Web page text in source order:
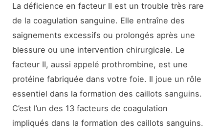
La déficience en facteur II est un trouble très rare
de la coagulation sanguine. Elle entraîne des
saignements excessifs ou prolongés après une
blessure ou une intervention chirurgicale. Le
facteur II, aussi appelé prothrombine, est une
protéine fabriquée dans votre foie. Il joue un rôle
essentiel dans la formation des caillots sanguins.
C’est l’un des 13 facteurs de coagulation
impliqués dans la formation des caillots sanguins.